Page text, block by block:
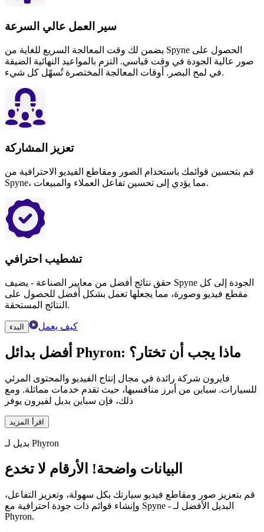
سير العمل عالي السرعة
يضمن لك وقت المعالجة السريع للغاية من Spyne الحصول على
صور عالية الجودة في وقت قياسي. التزم بالمواعيد النهائية الضيقة
في لمح البصر. أوقات المعالجة المختصرة تُسهّل كل شيء.
تعزيز المشاركة
قم بتحسين قوائمك باستخدام الصور ومقاطع الفيديو الاحترافية من
Spyne، مما يؤدي إلى تحسين تفاعل العملاء والمبيعات.
تشطيب احترافي
حقق نتائج أفضل من معايير الصناعة - يضيف Spyne الجودة إلى كل
مقطع فيديو وصورة، مما يجعلها تعمل بشكل أفضل للحصول على
النتائج المستحقة.
البدء كيف يعمل
أفضل بدائل Phyron: ماذا يجب أن تختار؟
فايرون شركة رائدة في مجال إنتاج الفيديو والمحتوى المرئي
للسيارات. سباين من أبرز منافسيها، حيث تقدم خدمات مماثلة. ومع
ذلك، فإن سباين بديل لفيرون يوفر
اقرأ المزيد
بديل لـ Phyron
البيانات واضحة! الأرقام لا تخدع
قم بتعزيز صور ومقاطع فيديو سيارتك بكل سهولة، وتعزيز التفاعل،
وإنشاء قوائم ذات جودة احترافية مع Spyne - البديل الأفضل لـ
Phyron.